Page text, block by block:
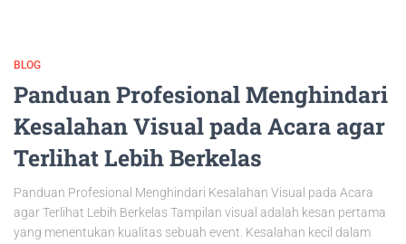
BLOG
Panduan Profesional Menghindari
Kesalahan Visual pada Acara agar
Terlihat Lebih Berkelas
Panduan Profesional Menghindari Kesalahan Visual pada Acara
agar Terlihat Lebih Berkelas Tampilan visual adalah kesan pertama
yang menentukan kualitas sebuah event. Kesalahan kecil dalam